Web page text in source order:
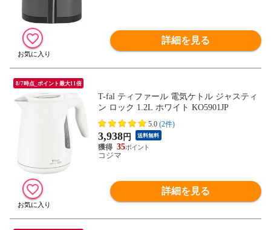
詳細を見る
8/7時点_ポイント最大11倍
T-fal ティファール 電気ケトル ジャスティ
ン ロック 1.2L ホワイト KO5901JP
5.0 (2件)
3,938円 送料無料
35
コジマ
詳細を見る